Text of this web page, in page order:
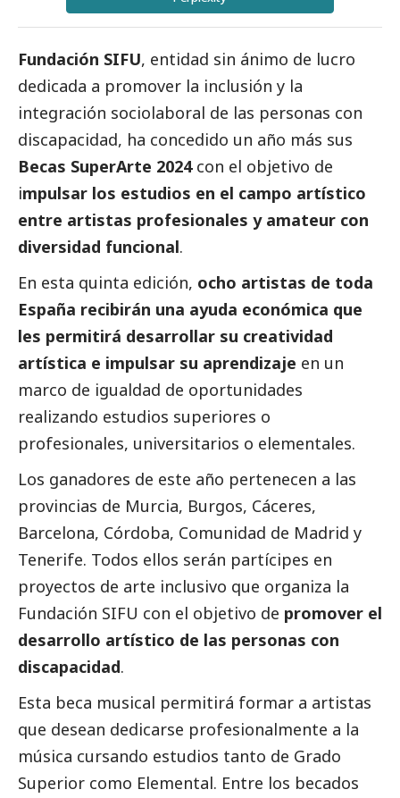
Fundación SIFU, entidad sin ánimo de lucro
dedicada a promover la inclusión y la
integración sociolaboral de las personas con
discapacidad, ha concedido un año más sus
Becas SuperArte 2024con el objetivo de
impulsar los estudios en el campo artístico
entre artistas profesionales y amateur con
diversidad funcional.
En esta quinta edición, ocho artistas de toda
España recibirán una ayuda económica que
les permitirá desarrollar su creatividad
artística e impulsar su aprendizaje en un
marco de igualdad de oportunidades
realizando estudios superiores o
profesionales, universitarios o elementales.
Los ganadores de este año pertenecen a las
provincias de Murcia, Burgos, Cáceres,
Barcelona, Córdoba, Comunidad de Madrid y
Tenerife. Todos ellos serán partícipes en
proyectos de arte inclusivo que organiza la
Fundación SIFU con el objetivo de promover el
desarrollo artístico de las personas con
discapacidad.
Esta beca musical permitirá formar a artistas
que desean dedicarse profesionalmente a la
música cursando estudios tanto de Grado
Superior como Elemental. Entre los becados